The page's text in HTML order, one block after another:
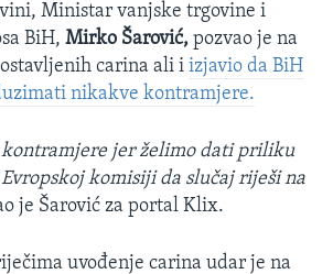
Ministar vanjske trgovine i
BiH, Mirko Šarović, pozvao je na
carina ali i izjavio da BiH
nikakve kontramjere.
jer želimo dati priliku
komisiji da slučaj riješi na
je Šarović za portal Klix.
uvođenje carina udar je na